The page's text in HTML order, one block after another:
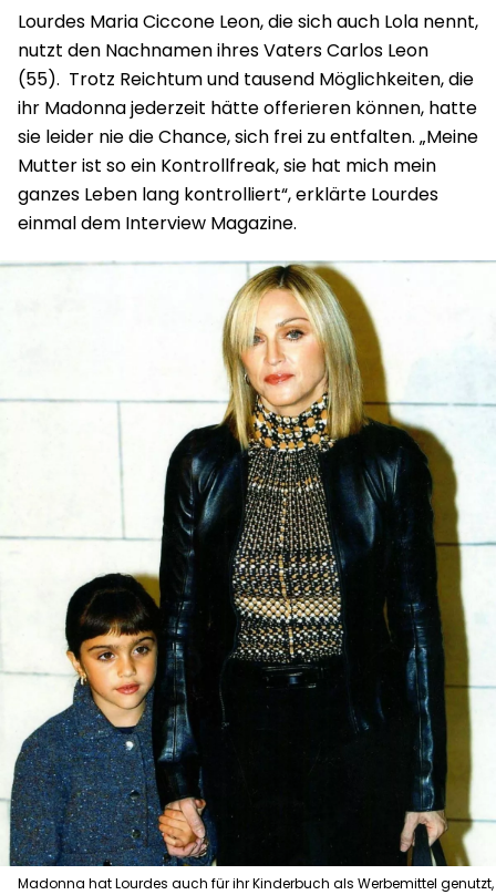
Lourdes Maria Ciccone Leon, die sich auch Lola nennt,
nutzt den Nachnamen ihres Vaters Carlos Leon
(55). Trotz Reichtum und tausend Möglichkeiten, die
ihr Madonna jederzeit hätte offerieren können, hatte
sie leider nie die Chance, sich frei zu entfalten. „Meine
Mutter ist so ein Kontrollfreak, sie hat mich mein
ganzes Leben lang kontrolliert“, erklärte Lourdes
einmal dem Interview Magazine.
Madonna hat Lourdes auch für ihr Kinderbuch als Werbemittel genutzt,